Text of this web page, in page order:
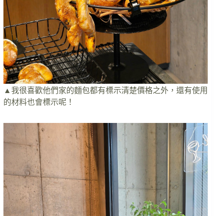
▲我很喜歡他們家的麵包都有標示清楚價格之外，還有使用
的材料也會標示呢！